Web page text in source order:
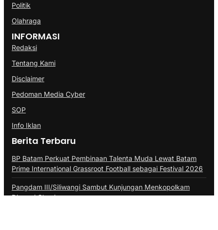
Politik
Olahraga
INFORMASI
Redaksi
Tentang Kami
Disclaimer
Pedoman Media Cyber
SOP
Info Iklan
Berita Terbaru
BP Batam Perkuat Pembinaan Talenta Muda Lewat Batam
Prime International Grassroot Football sebagai Festival 2026
Pangdam III/Siliwangi Sambut Kunjungan Menkopolkam
Djamari Chaniago